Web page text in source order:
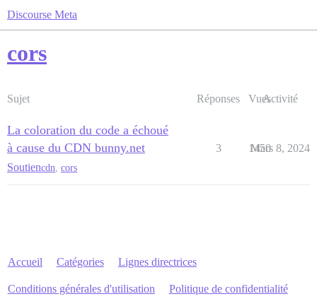
Discourse Meta
cors
Sujet Réponses VuesActivité
La coloration du code a échoué
à cause du CDN bunny.net
Soutiencdn cors
3 1450
Mars 8, 2024
Accueil Catégories Lignes directrices
Conditions générales d'utilisation Politique de confidentialité